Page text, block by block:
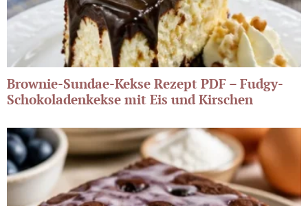
Brownie-Sundae-Kekse Rezept PDF – Fudgy-
Schokoladenkekse mit Eis und Kirschen